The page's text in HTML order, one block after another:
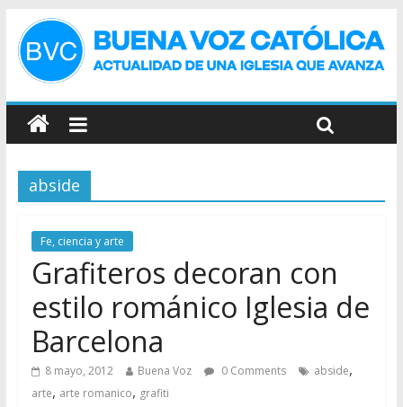
abside
Fe, ciencia y arte
Grafiteros decoran con
estilo románico Iglesia de
Barcelona
8 mayo, 2012 Buena Voz 0 Comments abside,
arte, arte romanico, grafiti